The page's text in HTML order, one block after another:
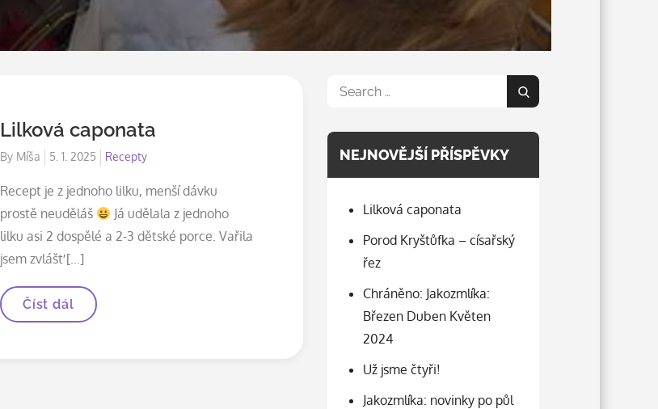
Lilková caponata
By Míša
Posted
5. 1. 2025 Recepty
Recept je z jednoho lilku, menší dávku
prostě neuděláš
Já udělala z jednoho
lilku asi 2 dospělé a 2-3 dětské porce. Vařila
jsem zvlášť […]
Lilková
caponata
Číst dál
Search
Search
NEJNOVĚJŠÍ PŘÍSPĚVKY
Lilková caponata
Porod Kryštůfka – císařský
řez
Chráněno: Jakozmlíka:
Březen Duben Květen
2024
Už jsme čtyři!
Jakozmlíka: novinky po půl